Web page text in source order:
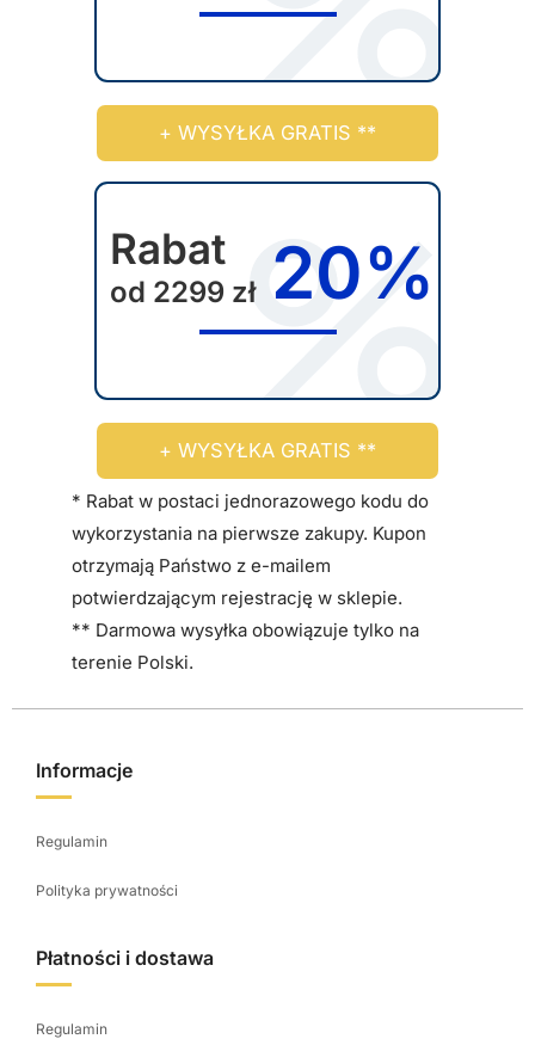
+ WYSYŁKA GRATIS **
Rabat
od 2299 zł 20%
+ WYSYŁKA GRATIS **
* Rabat w postaci jednorazowego kodu do
wykorzystania na pierwsze zakupy. Kupon
otrzymają Państwo z e-mailem
potwierdzającym rejestrację w sklepie.
** Darmowa wysyłka obowiązuje tylko na
terenie Polski.
Informacje
Regulamin
Polityka prywatności
Płatności i dostawa
Regulamin